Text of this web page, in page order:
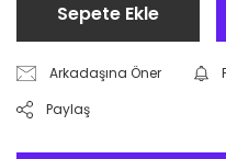
Sepete Ekle
Arkadaşına Öner
Paylaş